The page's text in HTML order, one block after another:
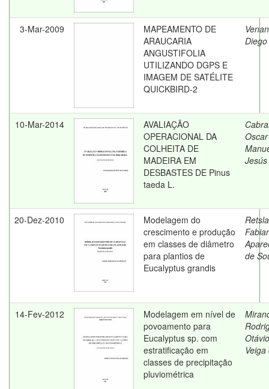
3-Mar-2009
MAPEAMENTO DE
ARAUCARIA
ANGUSTIFOLIA
UTILIZANDO DGPS E
IMAGEM DE SATÉLITE
QUICKBIRD-2
10-Mar-2014
AVALIAÇÃO
OPERACIONAL DA
COLHEITA DE
MADEIRA EM
DESBASTES DE Pinus
taeda L.
Oscar
20-Dez-2010
Modelagem do
crescimento e produção
em classes de diâmetro
para plantios de
Eucalyptus grandis
de
14-Fev-2012
Modelagem em nível de
povoamento para
Eucalyptus sp. com
estratificação em
classes de precipitação
pluviométrica
Otávio
Veiga